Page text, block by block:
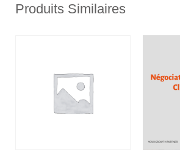
Produits Similaires